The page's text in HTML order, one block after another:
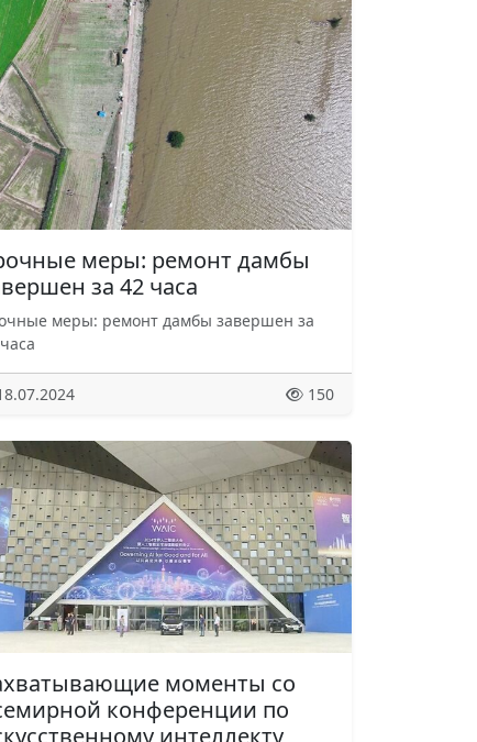
меры: ремонт дамбы
за 42 часа
меры: ремонт дамбы завершен за
150
моменты со
конференции по